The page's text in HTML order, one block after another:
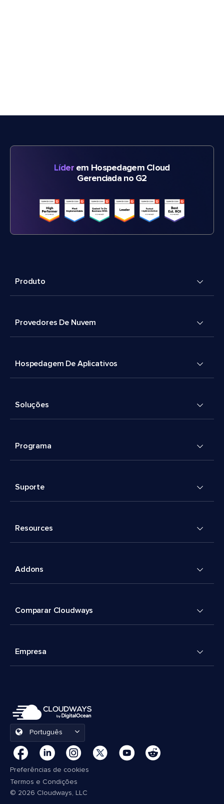
Líderem Hospedagem Cloud
Gerenciada no G2
Produto
Provedores De Nuvem
Hospedagem De Aplicativos
Soluções
Programa
Suporte
Resources
Addons
Comparar Cloudways
Empresa
Português
Preferências de cookies
Termos e Condições
© 2026 Cloudways, LLC